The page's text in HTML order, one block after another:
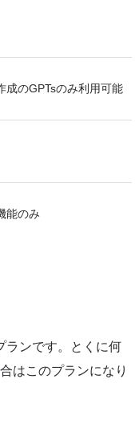
成のGPTsのみ利用可能
能のみ
ランです。とくに何
はこのプランになり